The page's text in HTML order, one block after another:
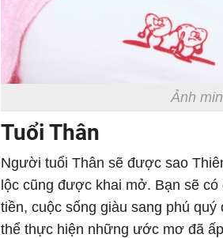
Ảnh
Tuổi Thân
Người tuổi Thân sẽ được sao
lộc cũng được khai mở. Bạn sẽ
tiền, cuộc sống giàu sang phú
thể thực hiện những ước mơ đã